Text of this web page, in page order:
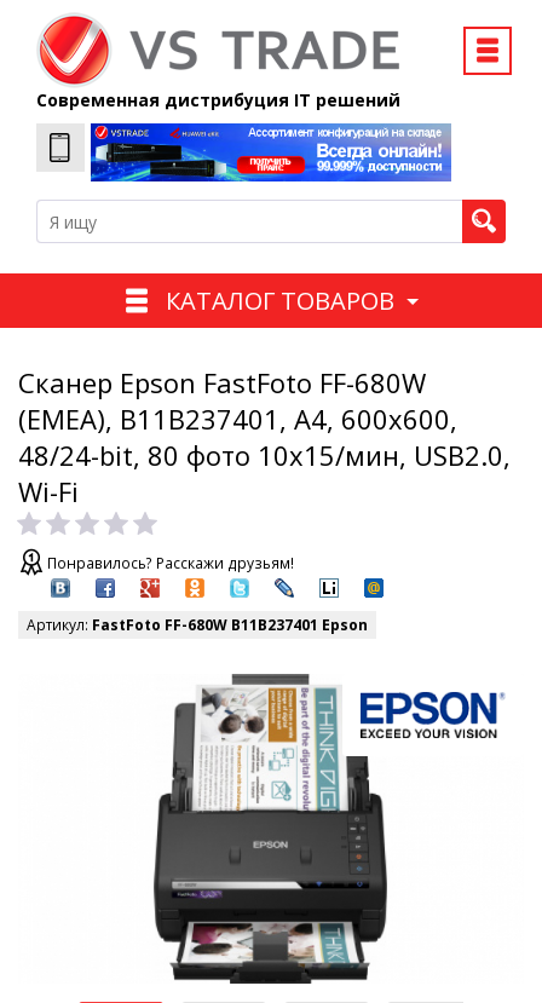
Современная дистрибуция IT решений
КАТАЛОГ ТОВАРОВ
Сканер Epson FastFoto FF-680W
(EMEA), B11B237401, A4, 600x600,
48/24-bit, 80 фото 10х15/мин, USB2.0,
Wi-Fi
Понравилось? Расскажи друзьям!
Артикул: FastFoto FF-680W B11B237401 Epson